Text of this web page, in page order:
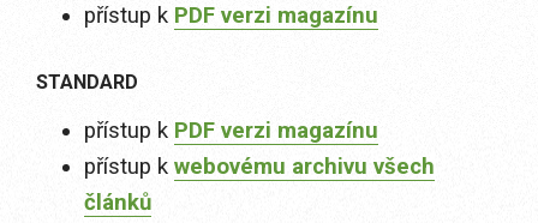
přístup k PDF verzi magazínu
STANDARD
přístup k PDF verzi magazínu
přístup k webovému archivu všech
článků